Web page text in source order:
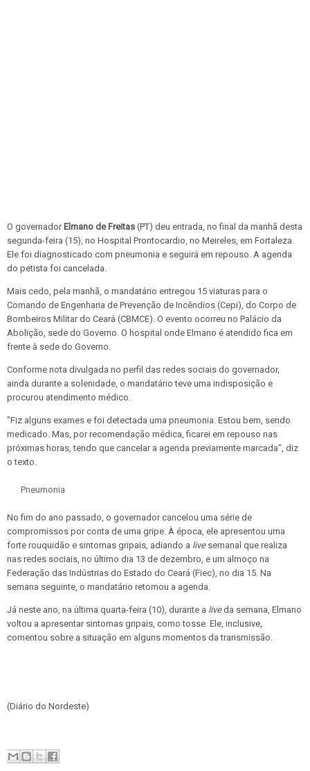
O governadorElmano de Freitas (PT) deu entrada, no final da manhã desta
segunda-feira (15), no Hospital Prontocardio, no Meireles, em Fortaleza.
Ele foi diagnosticado com pneumonia e seguirá em repouso. A agenda
do petista foi cancelada.
Mais cedo, pela manhã, o mandatário entregou 15 viaturas para o
Comando de Engenharia de Prevenção de Incêndios (Cepi), do Corpo de
Bombeiros Militar do Ceará (CBMCE). O evento ocorreu no Palácio da
Abolição, sede do Governo. O hospital onde Elmano é atendido fica em
frente à sede do Governo.
Conforme nota divulgada no perfil das redes sociais do governador,
ainda durante a solenidade, o mandatário teve uma indisposição e
procurou atendimento médico.
"Fiz alguns exames e foi detectada uma pneumonia. Estou bem, sendo
medicado. Mas, por recomendação médica, ficarei em repouso nas
próximas horas, tendo que cancelar a agenda previamente marcada", diz
o texto.
Pneumonia
No fim do ano passado, o governador cancelou uma série de
compromissos por conta de uma gripe. À época, ele apresentou uma
forte rouquidão e sintomas gripais, adiando a live semanal que realiza
nas redes sociais, no último dia 13 de dezembro, e um almoço na
Federação das Indústrias do Estado do Ceará (Fiec), no dia 15. Na
semana seguinte, o mandatário retomou a agenda.
Já neste ano, na última quarta-feira (10), durante a liveda semana, Elmano
voltou a apresentar sintomas gripais, como tosse. Ele, inclusive,
comentou sobre a situação em alguns momentos da transmissão.
(Diário do Nordeste)